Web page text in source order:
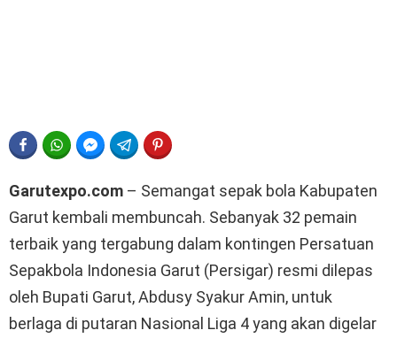
FACEBOOKWHATSAPPFACEBOOK MESSENGER
TELEGRAM
Garutexpo.com – Semangat sepak bola Kabupaten
Garut kembali membuncah. Sebanyak 32 pemain
terbaik yang tergabung dalam kontingen Persatuan
Sepakbola Indonesia Garut (Persigar) resmi dilepas
oleh Bupati Garut, Abdusy Syakur Amin, untuk
berlaga di putaran Nasional Liga 4 yang akan digelar